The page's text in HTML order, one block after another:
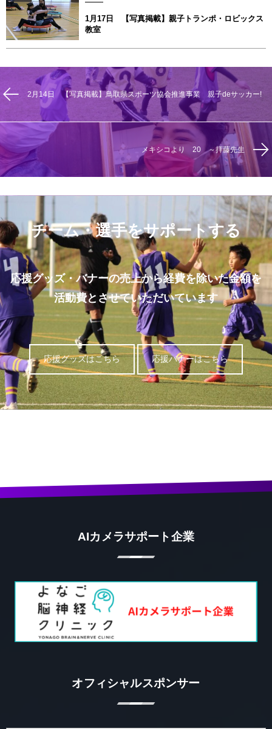
1月17日 【写真掲載】親子トランポ・ロビックス
教室
2月14日 【写真掲載】鳥取県スポーツ協会推進事業 親子deサッカー!
メキシコより 20 ～拝藤先生
チーム・選手をサポートする
応援グッズ・バナーの売上から経費を除いた金額を
活動費とさせていただいています
応援グッズはこちら 応援バナーはこちら
AIカメラサポート企業
オフィシャルスポンサー